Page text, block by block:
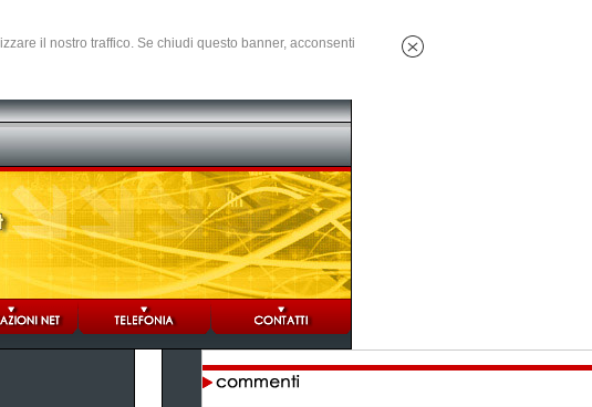
il nostro traffico. Se chiudi questo banner, acconsenti